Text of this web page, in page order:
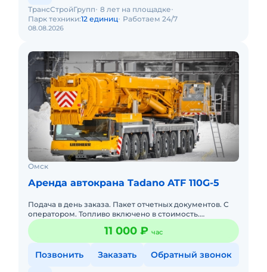
08.08.2026
ТрансСтройГрупп 8 лет на площадке
Парк техники:12 единиц Работаем 24/7
Омск
Аренда автокрана Tadano ATF 110G-5
Подача в день заказа. Пакет отчетных документов. С
оператором. Топливо включено в стоимость.
Долгосрочная аренда. Доставка силами заказчика.
11 000 ₽ час
Позвонить Заказать Обратный звонок